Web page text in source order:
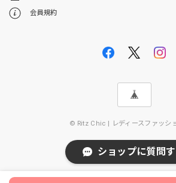
会員規約
© Ritz Chic | レディースファッシ
ショップに質問